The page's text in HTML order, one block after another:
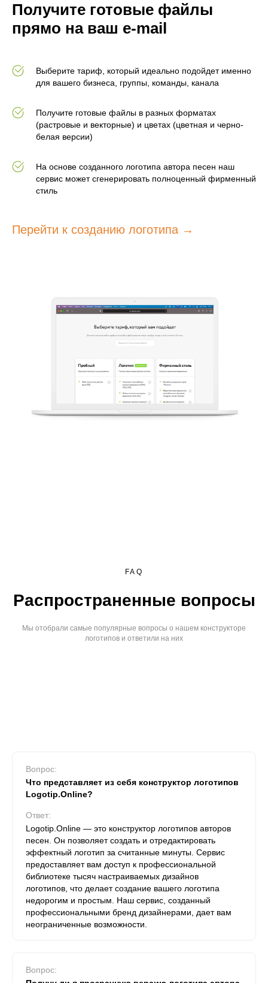
Получите готовые файлы
прямо на ваш e-mail
Выберите тариф, который идеально подойдет именно
для вашего бизнеса, группы, команды, канала
Получите готовые файлы в разных форматах
(растровые и векторные) и цветах (цветная и черно-
белая версии)
На основе созданного логотипа автора песен наш
сервис может сгенерировать полноценный фирменный
стиль
Перейти к созданию логотипа
FAQ
Распространенные вопросы
Мы отобрали самые популярные вопросы о нашем конструкторе
логотипов и ответили на них
Вопрос:
Что представляет из себя конструктор логотипов
Logotip.Online?
Ответ:
Logotip.Online — это конструктор логотипов авторов
песен. Он позволяет создать и отредактировать
эффектный логотип за считанные минуты. Сервис
предоставляет вам доступ к профессиональной
библиотеке тысяч настраиваемых дизайнов
логотипов, что делает создание вашего логотипа
недорогим и простым. Наш сервис, созданный
профессиональными бренд дизайнерами, дает вам
неограниченные возможности.
Вопрос: